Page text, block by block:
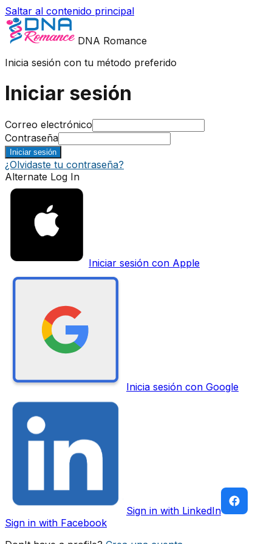
Saltar al contenido principal
DNA Romance
Inicia sesión con tu método preferido
Iniciar sesión
Correo electrónico
Contraseña
Iniciar sesión
¿Olvidaste tu contraseña?
Alternate Log In
Iniciar sesión con Apple
Inicia sesión con Google
Sign in with LinkedIn
Sign in with Facebook